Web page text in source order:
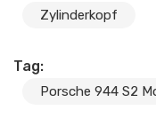
Zylinderkopf
Tag:
Porsche 944 S2